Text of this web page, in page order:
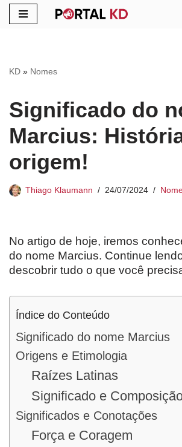
conteúdo
KD » Nomes
Significado do
Marcius:
origem!
Thiago Klaumann 24/07/2024
No artigo de hoje, iremos
do nome Marcius. Continue
descobrir tudo o que você
Índice do Conteúdo
Significado do nome Marcius
Origens e Etimologia
Raízes Latinas
Significado e
Significados e Conotações
Força e Coragem